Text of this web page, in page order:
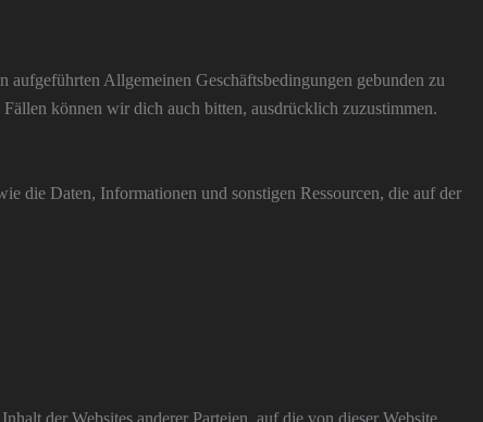
Allgemeinen Geschäftsbedingungen gebunden zu
können wir dich auch bitten, ausdrücklich zuzustimmen.
die Daten, Informationen und sonstigen Ressourcen, die auf der
der Websites anderer Parteien, auf die von dieser Website